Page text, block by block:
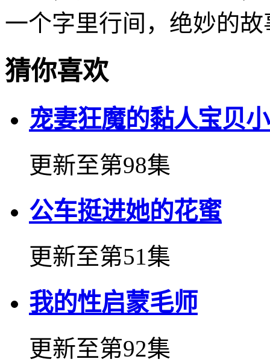
一个字里行间，绝妙的
猜你喜欢
宠妻狂魔的黏人宝贝
更新至第98集
公车挺进她的花蜜
更新至第51集
我的性启蒙毛师
更新至第92集